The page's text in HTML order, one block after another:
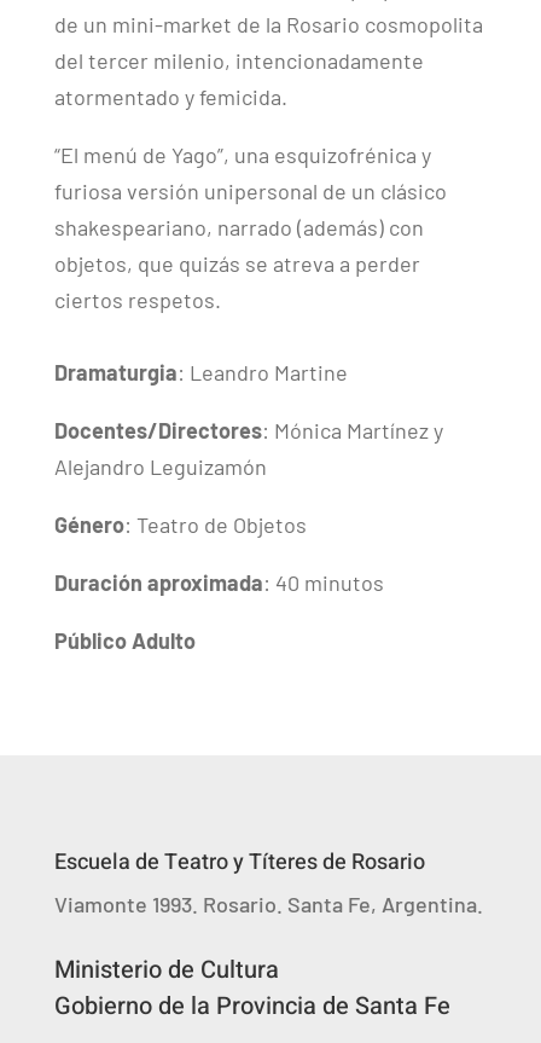
de un mini-market de la Rosario cosmopolita
del tercer milenio, intencionadamente
atormentado y femicida.
“El menú de Yago”, una esquizofrénica y
furiosa versión unipersonal de un clásico
shakespeariano, narrado (además) con
objetos, que quizás se atreva a perder
ciertos respetos.
Dramaturgia: Leandro Martine
Docentes/Directores: Mónica Martínez y
Alejandro Leguizamón
Género: Teatro de Objetos
Duración aproximada: 40 minutos
Público Adulto
Escuela de Teatro y Títeres de Rosario
Viamonte 1993. Rosario. Santa Fe, Argentina.
Ministerio de Cultura
Gobierno de la Provincia de Santa Fe